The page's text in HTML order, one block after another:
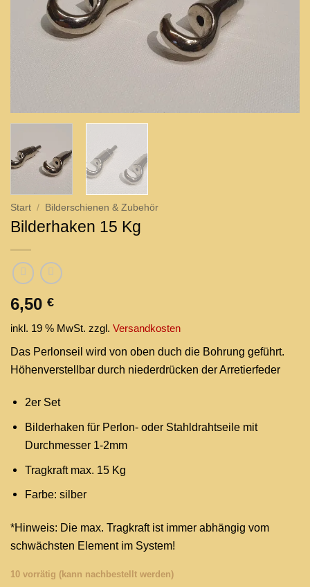
Start / Bilderschienen & Zubehör
Bilderhaken 15 Kg
6,50 €
inkl. 19 % MwSt. zzgl. Versandkosten
Das Perlonseil wird von oben duch die Bohrung geführt.
Höhenverstellbar durch niederdrücken der Arretierfeder
2er Set
Bilderhaken für Perlon- oder Stahldrahtseile mit
Durchmesser 1-2mm
Tragkraft max. 15 Kg
Farbe: silber
*Hinweis: Die max. Tragkraft ist immer abhängig vom
schwächsten Element im System!
10 vorrätig (kann nachbestellt werden)